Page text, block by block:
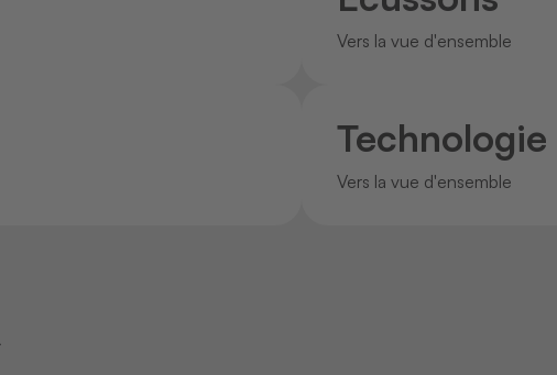
Vers la vue d'ensemble
Technologie
Vers la vue d'ensemble